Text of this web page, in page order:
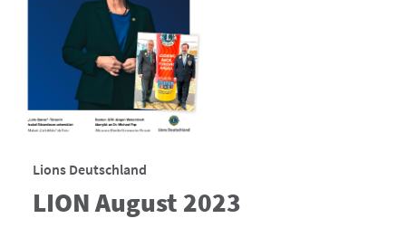
Lions Deutschland
LION August 2023